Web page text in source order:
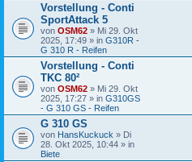
Vorstellung - Conti
SportAttack 5
von OSM62 » Mi 29. Okt
2025, 17:49 » in G310R -
G 310 R - Reifen
Vorstellung - Conti
TKC 80²
von OSM62 » Mi 29. Okt
2025, 17:27 » in G310GS
- G 310 GS - Reifen
G 310 GS
von HansKuckuck » Di
28. Okt 2025, 10:44 » in
Biete